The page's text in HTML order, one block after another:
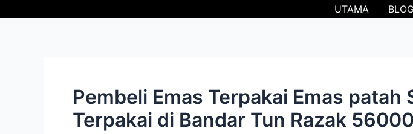
UTAMA BLOG
Pembeli Emas Terpakai Emas patah
Terpakai di Bandar Tun Razak 56000